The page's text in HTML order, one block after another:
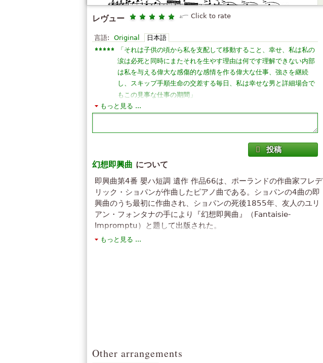
レヴュー Click to rate
言語: Original 日本語
「それは子供の頃から私を支配して移動すること、幸せ、私は私の
涙は必死と同時にまたそれを生やす理由は何です理解できない内部
は私を与える偉大な感傷的な感情を作る偉大な仕事、強さを継続
し、スキップ手順生命の交差する毎日、私は幸せな男と詳細場合で
もこの見事な仕事の期間 」
「私はそれが触れることは不可能です、この曲をプレイリストに追
が、音楽はさらに感動することは不可能ですリストからより多くの
不可能でさえあるラカンパネラを持って、私は実際には持ってでき
るようにしたければ、カントリーアンが、私自身は、これらの
muisicasの詳細を参照してくださいにアカウントを助けることがで
きない、私はキーボードを演奏!!!!.
単純に素晴らしい。とても美しいです。作品を愛する;私は本当に
私はすぐに再生することができます願っています。おそらくない非
常に急速なヴァレンティーナ Igoshina。;) はいまいましい高速で
す。しかし、早く練習を始めれば、それは確かを作成します ！
「Cette musique est merveilleuse comme l'ensemble de la
「この作品の非常に興味深いメロディーは、最初に合計絶望を取る
もっと見る ...
投稿
幻想即興曲 について
即興曲第4番 嬰ハ短調 遺作 作品66は、ポーランドの作曲家フレデ
リック・ショパンが作曲したピアノ曲である。ショパンの4曲の即
興曲のうち最初に作曲され、ショパンの死後1855年、友人のユリ
アン・フォンタナの手により『幻想即興曲』（Fantaisie-
Impromptu）と題して出版された。
テキストはクリエイティブ・コモンズ 表示-継承ライセンスの下で利用可能で
もっと見る ...
Other arrangements